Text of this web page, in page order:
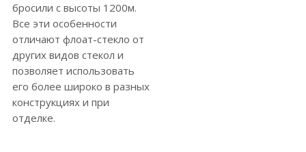
бросили с высоты 1200м.
Все эти особенности
отличают флоат-стекло от
других видов стекол и
позволяет использовать
его более широко в разных
конструкциях и при
отделке.